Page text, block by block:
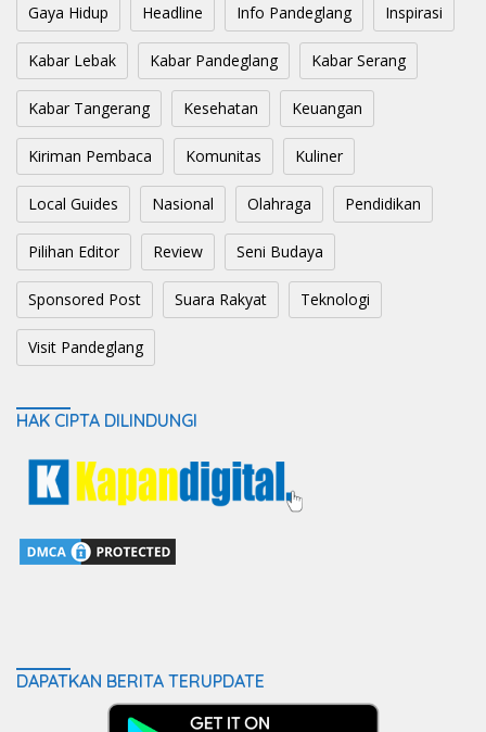
Gaya Hidup Headline Info Pandeglang Inspirasi
Kabar Lebak Kabar Pandeglang Kabar Serang
Kabar Tangerang Kesehatan Keuangan
Kiriman Pembaca Komunitas Kuliner
Local Guides Nasional Olahraga Pendidikan
Pilihan Editor Review Seni Budaya
Sponsored Post Suara Rakyat Teknologi
Visit Pandeglang
HAK CIPTA DILINDUNGI
DAPATKAN BERITA TERUPDATE